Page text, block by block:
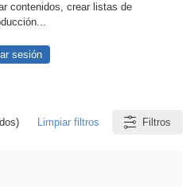
contenidos, crear listas de
sesión
Limpiar filtros Filtros